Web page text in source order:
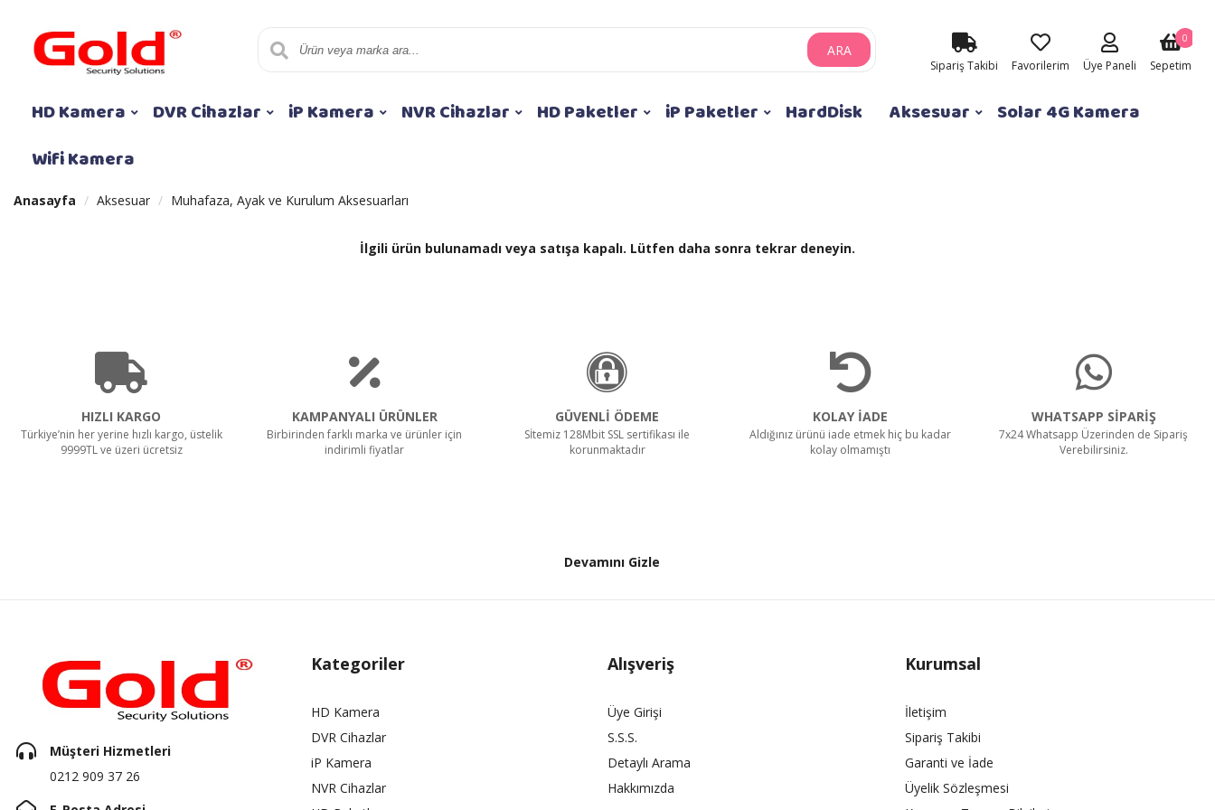
ARA
Sipariş Takibi Favorilerim Üye Paneli Sepetim
0
HD Kamera DVR Cihazlar iP Kamera NVR Cihazlar HD Paketler iP Paketler HardDisk Aksesuar
Solar 4G Kamera
Wifi Kamera
Anasayfa Aksesuar Muhafaza, Ayak ve Kurulum Aksesuarları
İlgili ürün bulunamadı veya satışa kapalı. Lütfen daha sonra tekrar deneyin.
HIZLI KARGO
Türkiye’nin her yerine hızlı kargo, üstelik
9999TL ve üzeri ücretsiz
KAMPANYALI ÜRÜNLER
Birbirinden farklı marka ve ürünler için
indirimli fiyatlar
GÜVENLİ ÖDEME
Sİtemiz 128Mbit SSL sertifikası ile
korunmaktadır
KOLAY İADE
Aldığınız ürünü iade etmek hiç bu kadar
kolay olmamıştı
WHATSAPP SİPARİŞ
7x24 Whatsapp Üzerinden de Sipariş
Verebilirsiniz.
Devamını Gizle
Müşteri Hizmetleri
0212 909 37 26
Kategoriler
HD Kamera
DVR Cihazlar
iP Kamera
NVR Cihazlar
Alışveriş
Üye Girişi
S.S.S.
Detaylı Arama
Hakkımızda
Kurumsal
İletişim
Sipariş Takibi
Garanti ve İade
Üyelik Sözleşmesi